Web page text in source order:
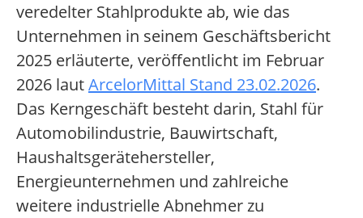
veredelter Stahlprodukte ab, wie das
Unternehmen in seinem Geschäftsbericht
2025 erläuterte, veröffentlicht im Februar
2026 lautArcelorMittal Stand 23.02.2026.
Das Kerngeschäft besteht darin, Stahl für
Automobilindustrie, Bauwirtschaft,
Haushaltsgerätehersteller,
Energieunternehmen und zahlreiche
weitere industrielle Abnehmer zu